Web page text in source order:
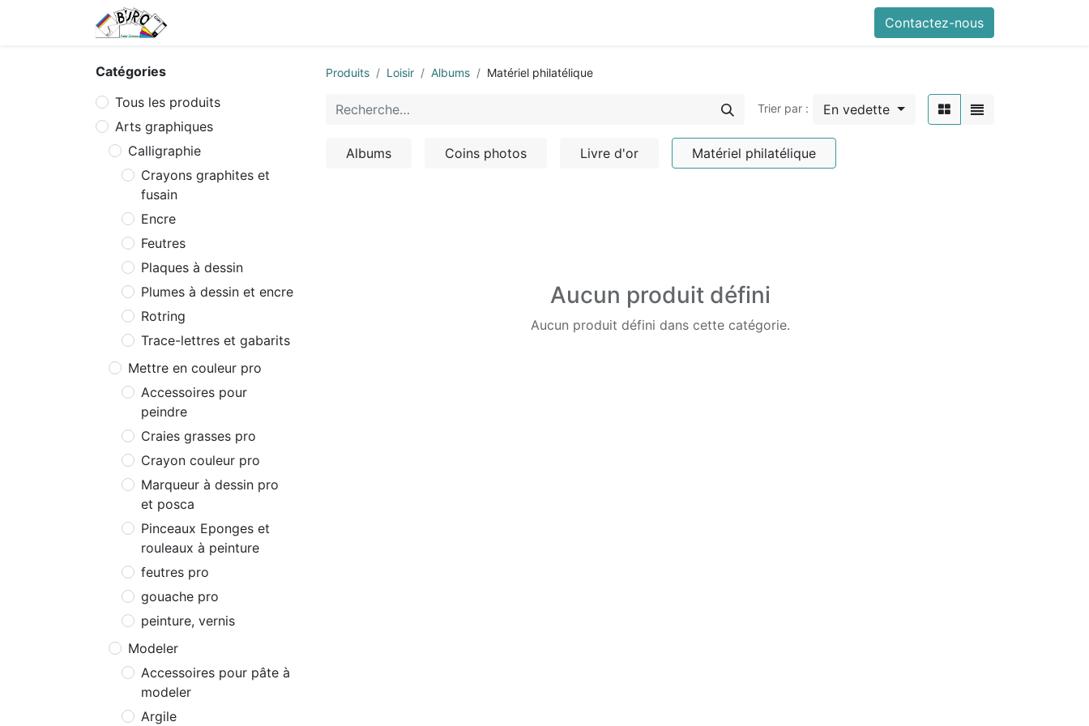
Contactez-nous
Catégories
Tous les produits
Arts graphiques
Calligraphie
Crayons graphites et
fusain
Encre
Feutres
Plaques à dessin
Plumes à dessin et encre
Rotring
Trace-lettres et gabarits
Mettre en couleur pro
Accessoires pour
peindre
Craies grasses pro
Crayon couleur pro
Marqueur à dessin pro
et posca
Pinceaux Eponges et
rouleaux à peinture
feutres pro
gouache pro
peinture, vernis
Modeler
Accessoires pour pâte à
modeler
Argile
Produits Loisir Albums Matériel philatélique
Trier par : En vedette
Albums Coins photos Livre d'or Matériel philatélique
Aucun produit défini
Aucun produit défini dans cette catégorie.